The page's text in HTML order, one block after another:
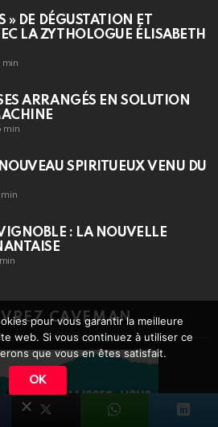
» DE DÉGUSTATION ET
LA ZYTHOLOGUE ÉLISABETH
ARRANGÉS EN SOLUTION
min
SPIRITUEUX VENU DU
: LA NOUVELLE
CAVEMAN
pour vous garantir la meilleure
web. Si vous continuez à utiliser ce
que vous en êtes satisfait.
OK